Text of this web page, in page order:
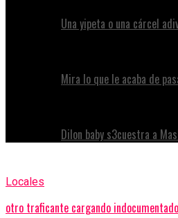
Una yipeta o una cárcel
Mira lo que le acaba de
Dilon baby s3cuestra a
Locales
otro traficante cargando